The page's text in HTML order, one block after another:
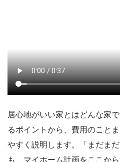
居心地がいい家とはどんな家
るポイントから、費用のこと
やすく説明します。「まだま
も、マイホーム計画をここか